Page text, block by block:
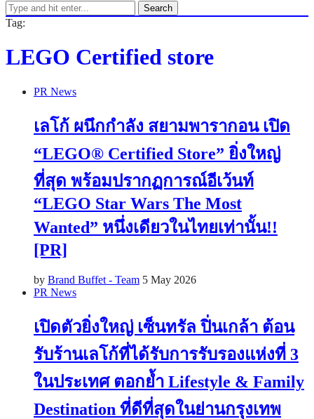
Search
Tag:
LEGO Certified store
PR News
เลโก้ ผนึกกำลัง สยามพารากอน เปิด
“LEGO® Certified Store” ยิ่งใหญ่
ที่สุด พร้อมปรากฏการณ์อีเว้นท์
“LEGO Star Wars The Most
Wanted” หนึ่งเดียวในไทยเท่านั้น!!
[PR]
by Brand Buffet - Team 5 May 2026
PR News
เปิดตัวยิ่งใหญ่ เซ็นทรัล ปิ่นเกล้า ต้อน
รับร้านเลโก้ที่ได้รับการรับรองแห่งที่ 3
ในประเทศ ตอกย้ำ Lifestyle & Family
Destination ที่ดีที่สุดในย่านกรุงเทพ